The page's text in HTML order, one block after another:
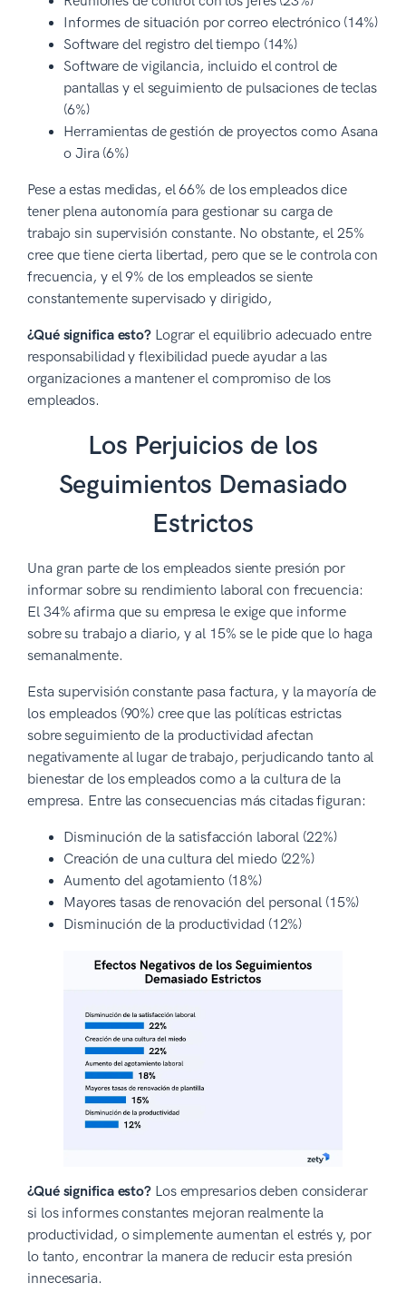
Informes de situación por correo electrónico (14%)
Software del registro del tiempo (14%)
Software de vigilancia, incluido el control de
pantallas y el seguimiento de pulsaciones de teclas
(6%)
Herramientas de gestión de proyectos como Asana
o Jira (6%)
Pese a estas medidas, el 66% de los empleados dice
tener plena autonomía para gestionar su carga de
trabajo sin supervisión constante. No obstante, el 25%
cree que tiene cierta libertad, pero que se le controla con
frecuencia, y el 9% de los empleados se siente
constantemente supervisado y dirigido,
¿Qué significa esto? Lograr el equilibrio adecuado entre
responsabilidad y flexibilidad puede ayudar a las
organizaciones a mantener el compromiso de los
empleados.
Los Perjuicios de los
Seguimientos Demasiado
Estrictos
Una gran parte de los empleados siente presión por
informar sobre su rendimiento laboral con frecuencia:
El 34% afirma que su empresa le exige que informe
sobre su trabajo a diario, y al 15% se le pide que lo haga
semanalmente.
Esta supervisión constante pasa factura, y la mayoría de
los empleados (90%) cree que las políticas estrictas
sobre seguimiento de la productividad afectan
negativamente al lugar de trabajo, perjudicando tanto al
bienestar de los empleados como a la cultura de la
empresa. Entre las consecuencias más citadas figuran:
Disminución de la satisfacción laboral (22%)
Creación de una cultura del miedo (22%)
Aumento del agotamiento (18%)
Mayores tasas de renovación del personal (15%)
Disminución de la productividad (12%)
¿Qué significa esto? Los empresarios deben considerar
si los informes constantes mejoran realmente la
productividad, o simplemente aumentan el estrés y, por
lo tanto, encontrar la manera de reducir esta presión
innecesaria.